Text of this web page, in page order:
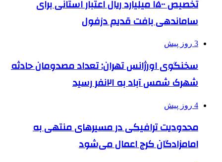
تخصیص ۱۵۰۰ میلیارد ریال اعتبار استانی برای
ساماندهی بافت قدیم دزفول
3 روز پیش
سخنگوی اورژانس تهران: تعداد مصدومان حادثه
شهرک شمس آباد به ۲۱نفر رسید
4 روز پیش
محدودیت ترافیکی در مسیرهای منتهی به
امامزادگان کرج اعمال می‌شود